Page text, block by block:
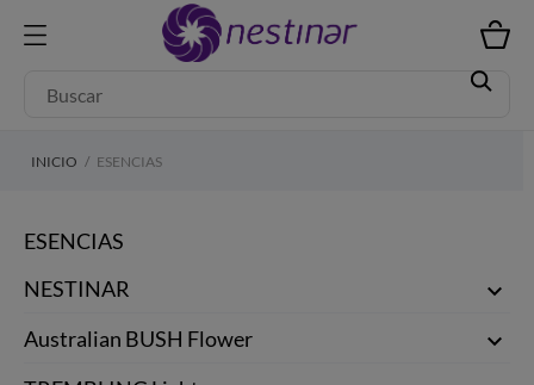
INICIO ESENCIAS
ESENCIAS
NESTINAR

Australian BUSH Flower 